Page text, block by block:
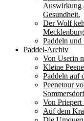
Auswirkung
Gesundheit.
Der Wolf
Paddeln und
Paddel-Archiv
Von Userin
Kleine
Paddeln auf
Peenetour
Sommersdorf
Von Priepert
Auf dem